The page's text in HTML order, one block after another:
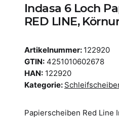
Indasa 6 Loch
RED LINE,
Artikelnummer: 122920
GTIN: 4251010602678
HAN: 122920
Kategorie:
Papierscheiben Red Line